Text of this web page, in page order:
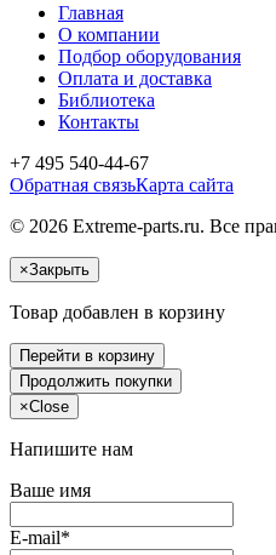
Главная
О компании
Подбор оборудования
Оплата и доставка
Библиотека
Контакты
+7 495 540-44-67
Обратная связьКарта сайта
© 2026 Extreme-parts.ru. Все
×Закрыть
Товар добавлен в корзину
Перейти в корзину
Продолжить покупки
×Close
Напишите нам
Ваше имя
E-mail*